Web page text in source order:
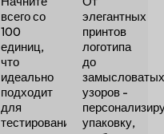
всего со
100
единиц,
что
идеально
подходит
для
тестирования
элегантных
принтов
логотипа
до
замысловатых
узоров -
упаковку,